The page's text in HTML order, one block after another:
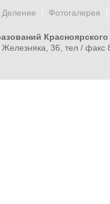
Деление Фотогалерея
Красноярского
Железняка, 36, тел /